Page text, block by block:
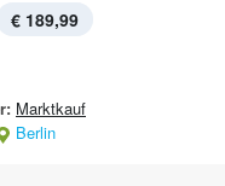
€ 189,99
Marktkauf
Berlin